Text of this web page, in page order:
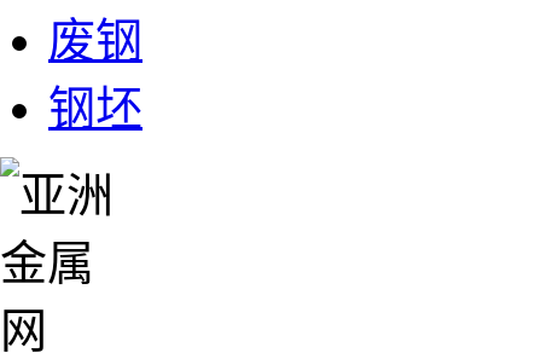
废钢
钢坯